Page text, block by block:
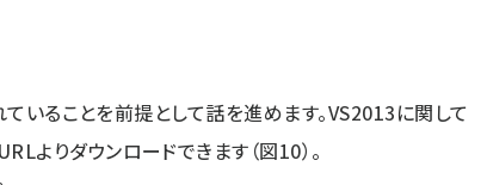
ることを前提として話を進めます。VS2013に関して
よりダウンロードできます（図10）。